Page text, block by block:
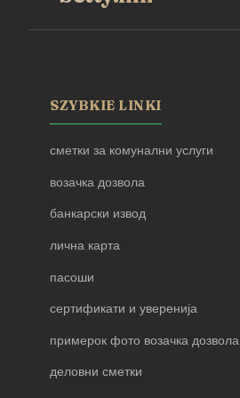
SZYBKIE LINKI
сметки за комунални услуги
возачка дозвола
банкарски извод
лична карта
пасоши
сертификати и уверенија
примерок фото возачка дозвола
деловни сметки